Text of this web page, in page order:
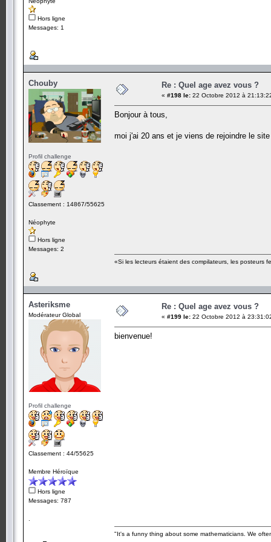
Hors ligne
Messages: 1
Chouby
Profil challenge
Classement : 14867/55625
Néophyte
Hors ligne
Messages: 2
Re : Quel age avez vous ?
« #198 le: 22 Octobre 2012 à
Bonjour à tous,
moi j'ai 20 ans et je viens de rejoindre le
«Si les lecteurs étaient des compilateurs, les posteurs
Asteriksme
Modérateur Global
Profil challenge
Classement : 44/55625
Membre Héroïque
Hors ligne
Messages: 787
Re : Quel age avez vous ?
« #199 le: 22 Octobre 2012 à
bienvenue!
"It's a funny thing about some mathematicians. We